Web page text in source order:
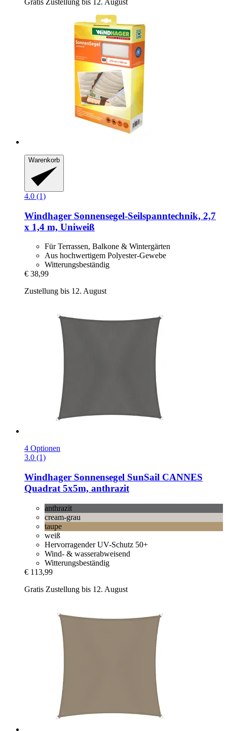
Gratis Zustellung bis 12. August
Warenkorb
4.0 (1)
Windhager Sonnensegel-​Seilspanntechnik, 2,7
x 1,4 m, Uniweiß
Für Terrassen, Balkone & Wintergärten
Aus hochwertigem Polyester-Gewebe
Witterungsbeständig
€ 38,99
Zustellung bis 12. August
4 Optionen
3.0 (1)
Windhager Sonnensegel SunSail CANNES
Quadrat 5x5m, anthrazit
anthrazit
cream-grau
taupe
weiß
Hervorragender UV-Schutz 50+
Wind- & wasserabweisend
Witterungsbeständig
€ 113,99
Gratis Zustellung bis 12. August